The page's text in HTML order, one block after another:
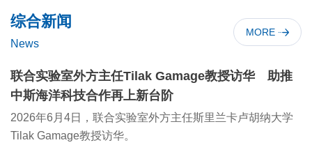
综合新闻
News
MORE
联合实验室外方主任Tilak Gamage教授访华 助推
中斯海洋科技合作再上新台阶
2026年6月4日，联合实验室外方主任斯里兰卡卢胡纳大学
Tilak Gamage教授访华。